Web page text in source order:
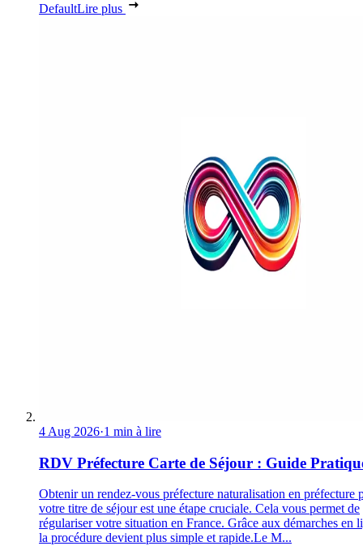
DefaultLire plus
4 Aug 2026·1 min à lire
RDV Préfecture Carte de Séjour : Guide
Obtenir un rendez-vous préfecture naturalisation en préfecture
votre titre de séjour est une étape cruciale. Cela vous permet de
régulariser votre situation en France. Grâce aux démarches en
la procédure devient plus simple et rapide.Le M...